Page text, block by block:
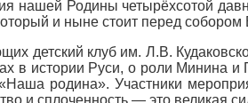
нашей Родины четырёхсотой
и ныне стоит перед
детский клуб им. Л.В.
в истории Руси, о роли Минина
родина». Участники
и сплоченность — это великая